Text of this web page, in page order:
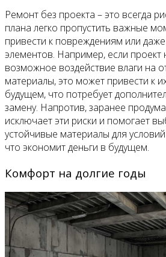
Ремонт без проекта – это всегда
плана легко пропустить важные
привести к повреждениям или
элементов. Например, если проект
возможное воздействие влаги на
материалы, это может привести к
будущем, что потребует
замену. Напротив, заранее
исключает эти риски и помогает
устойчивые материалы для
что экономит деньги в будущем.
Комфорт на долгие годы